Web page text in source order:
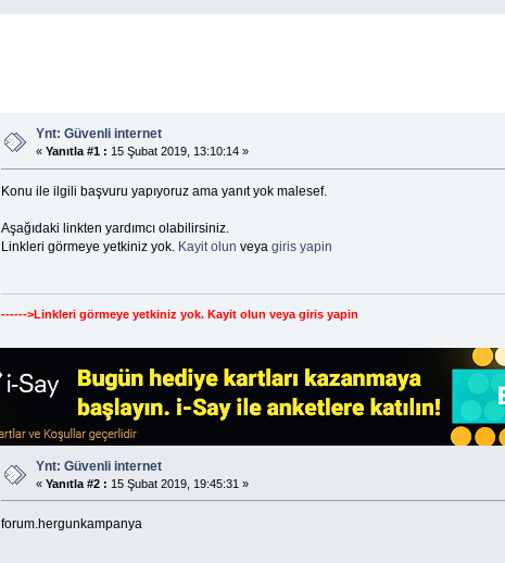
Ynt: Güvenli internet
« Yanıtla #1 : 15 Şubat 2019, 13:10:14 »
Konu ile ilgili başvuru yapıyoruz ama yanıt yok malesef.
Aşağıdaki linkten yardımcı olabilirsiniz.
Linkleri görmeye yetkiniz yok. Kayit olun veya giris yapin
------>Linkleri görmeye yetkiniz yok. Kayit olun veya giris yapin
Ynt: Güvenli internet
« Yanıtla #2 : 15 Şubat 2019, 19:45:31 »
forum.hergunkampanya